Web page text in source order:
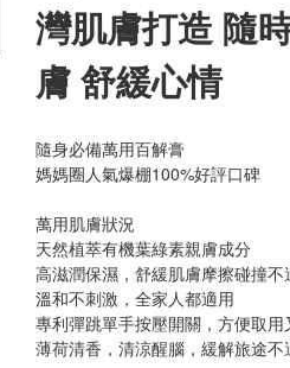
灣肌膚打造 隨
膚 舒緩心情
隨身必備萬用百解膏
媽媽圈人氣爆棚100%好評口碑
萬用肌膚狀況
天然植萃有機葉綠素親膚成分
高滋潤保濕，舒緩肌膚摩擦碰撞不
溫和不刺激，全家人都適用
專利彈跳單手按壓開關，方便取用
薄荷清香，清涼醒腦，緩解旅途不